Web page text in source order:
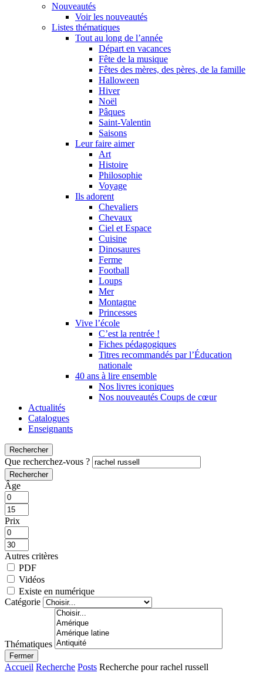
Nouveautés
Voir les nouveautés
Listes thématiques
Tout au long de l’année
Départ en vacances
Fête de la musique
Fêtes des mères, des pères, de la famille
Halloween
Hiver
Noël
Pâques
Saint-Valentin
Saisons
Leur faire aimer
Art
Histoire
Philosophie
Voyage
Ils adorent
Chevaliers
Chevaux
Ciel et Espace
Cuisine
Dinosaures
Ferme
Football
Loups
Mer
Montagne
Princesses
Vive l’école
C’est la rentrée !
Fiches pédagogiques
Titres recommandés par l’Éducation
nationale
40 ans à lire ensemble
Nos livres iconiques
Nos nouveautés Coups de cœur
Actualités
Catalogues
Enseignants
Rechercher
Que recherchez-vous ?
Rechercher
Âge
Prix
Autres critères
PDF
Vidéos
Existe en numérique
Catégorie
Thématiques
Fermer
Accueil Recherche Posts Recherche pour rachel russell